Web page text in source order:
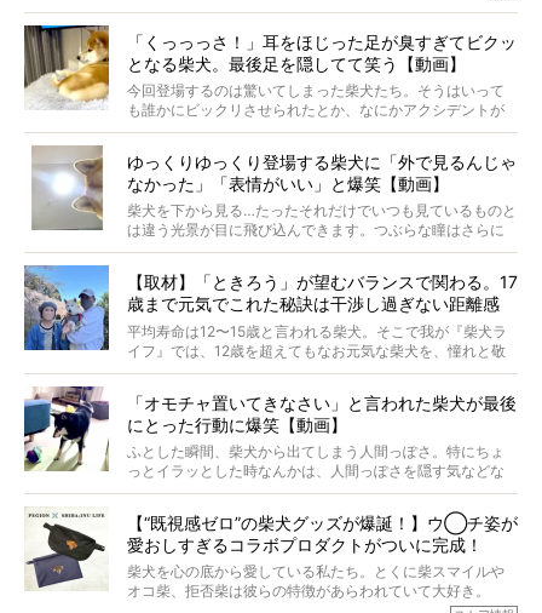
がるのでしょうか。
最近版画製作を始めた、お笑いコンビ「ニューヨーク」の
屋敷裕政さんに、拒否柴を掘っていただきました！ イン
タビューと合わせてご覧ください。
「くっっっさ！」耳をほじった足が臭すぎてビクッ
となる柴犬。最後足を隠してて笑う【動画】
今回登場するのは驚いてしまった柴犬たち。そうはいって
も誰かにビックリさせられたとか、なにかアクシデントが
起きたとか、そういうことが原因ではありません。全ての
ゆっくりゆっくり登場する柴犬に「外で見るんじゃ
なかった」「表情がいい」と爆笑【動画】
柴犬を下から見る…たったそれだけでいつも見ているものと
は違う光景が目に飛び込んできます。つぶらな瞳はさらに
つぶらに見え、モフモフのお顔はさらにモフモフに見えま
【取材】「ときろう」が望むバランスで関わる。17
歳まで元気でこれた秘訣は干渉し過ぎない距離感
#38ときろう
平均寿命は12〜15歳と言われる柴犬。そこで我が『柴犬ラ
イフ』では、12歳を超えてもなお元気な柴犬を、憧れと敬
意を込めて“レジェンド柴”と呼んでいます。 この特集で
ォーカスし、その元気の秘訣や、老犬と暮らすうえで大切
だと思うことを、オーナーさんに語っていただきます。今
回登場してくれたのは、17歳のときろうくん。小さい頃か
ら食が細かったため、何でも食べさせてきたということで
「オモチャ置いてきなさい」と言われた柴犬が最後
にとった行動に爆笑【動画】
ふとした瞬間、柴犬から出てしまう人間っぽさ。特にちょ
っとイラッとした時なんかは、人間っぽさを隠す気などな
いように見えます。もしかして本当の本当は、中身は人間
【“既視感ゼロ”の柴犬グッズが爆誕！】ウ◯チ姿が
愛おしすぎるコラボプロダクトがついに完成！
柴犬を心の底から愛している私たち。とくに柴スマイルや
オコ柴、拒否柴は彼らの特徴があらわれていて大好き。